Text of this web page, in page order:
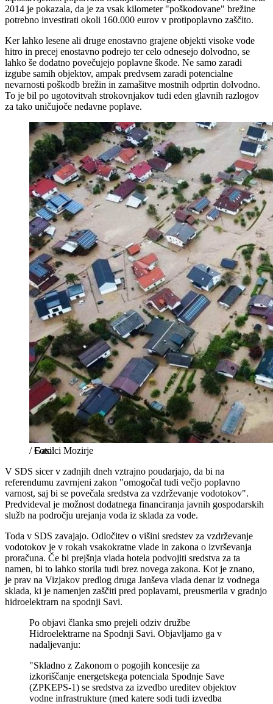
2014 je pokazala, da je za vsak kilometer "poškodovane" brežine
potrebno investirati okoli 160.000 eurov v protipoplavno zaščito.
Ker lahko lesene ali druge enostavno grajene objekti visoke vode
hitro in precej enostavno podrejo ter celo odnesejo dolvodno, se
lahko še dodatno povečujejo poplavne škode. Ne samo zaradi
izgube samih objektov, ampak predvsem zaradi potencialne
nevarnosti poškodb brežin in zamašitve mostnih odprtin dolvodno.
To je bil po ugotovitvah strokovnjakov tudi eden glavnih razlogov
za tako uničujoče nedavne poplave.
/Gasilci Mozirje
V SDS sicer v zadnjih dneh vztrajno poudarjajo, da bi na
referendumu zavrnjeni zakon "omogočal tudi večjo poplavno
varnost, saj bi se povečala sredstva za vzdrževanje vodotokov".
Predvideval je možnost dodatnega financiranja javnih gospodarskih
služb na področju urejanja voda iz sklada za vode.
Toda v SDS zavajajo. Odločitev o višini sredstev za vzdrževanje
vodotokov je v rokah vsakokratne vlade in zakona o izvrševanja
proračuna. Če bi prejšnja vlada hotela podvojiti sredstva za ta
namen, bi to lahko storila tudi brez novega zakona. Kot je znano,
je prav na Vizjakov predlog druga Janševa vlada denar iz vodnega
sklada, ki je namenjen zaščiti pred poplavami, preusmerila v gradnjo
hidroelektrarn na spodnji Savi.
Po objavi članka smo prejeli odziv družbe
Hidroelektrarne na Spodnji Savi. Objavljamo ga v
nadaljevanju:
"Skladno z Zakonom o pogojih koncesije za
izkoriščanje energetskega potenciala Spodnje Save
(ZPKEPS-1) se sredstva za izvedbo ureditev objektov
vodne infrastrukture (med katere sodi tudi izvedba